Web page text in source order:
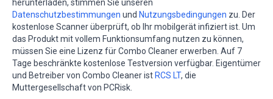
herunterladen, stimmen Sie unseren
Datenschutzbestimmungen und Nutzungsbedingungen zu. Der
kostenlose Scanner überprüft, ob Ihr mobilgerät infiziert ist. Um
das Produkt mit vollem Funktionsumfang nutzen zu können,
müssen Sie eine Lizenz für Combo Cleaner erwerben. Auf 7
Tage beschränkte kostenlose Testversion verfügbar. Eigentümer
und Betreiber von Combo Cleaner ist RCS LT, die
Muttergesellschaft von PCRisk.